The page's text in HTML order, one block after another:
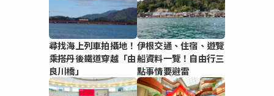
尋找海上列車拍攝地！
乘搭丹後鐵道穿越「由
良川橋」
伊根交通、住宿、遊覽
船資料一覽！自由行三
點事情要避雷